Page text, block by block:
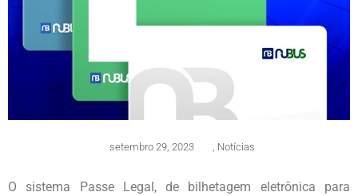
setembro 29, 2023 , Notícias
O sistema Passe Legal, de bilhetagem eletrônica para